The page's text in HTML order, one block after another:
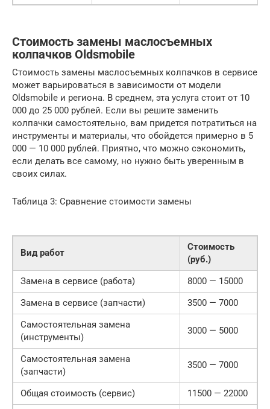
Стоимость замены маслосъемных
колпачков Oldsmobile
Стоимость замены маслосъемных колпачков в сервисе
может варьироваться в зависимости от модели
Oldsmobile и региона. В среднем, эта услуга стоит от 10
000 до 25 000 рублей. Если вы решите заменить
колпачки самостоятельно, вам придется потратиться на
инструменты и материалы, что обойдется примерно в 5
000 — 10 000 рублей. Приятно, что можно сэкономить,
если делать все самому, но нужно быть уверенным в
своих силах.
Таблица 3: Сравнение стоимости замены
Вид работ
Стоимость
(руб.)
Замена в сервисе (работа)
8000 — 15000
Замена в сервисе (запчасти)
3500 — 7000
Самостоятельная замена
(инструменты)
3000 — 5000
Самостоятельная замена
(запчасти)
3500 — 7000
Общая стоимость (сервис)
11500 — 22000